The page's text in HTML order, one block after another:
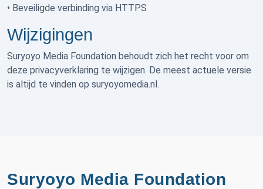
• Beveiligde verbinding via HTTPS
Wijzigingen
Suryoyo Media Foundation behoudt zich het recht voor om
deze privacyverklaring te wijzigen. De meest actuele versie
is altijd te vinden op suryoyomedia.nl.
Suryoyo Media Foundation